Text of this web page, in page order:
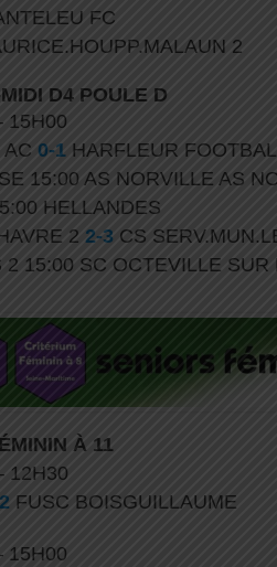
FC
2
D4 POULE D
15H00
0-1 HARFLEUR
15:00 AS NORVILLE AS
HELLANDES
2 2-3 CS
2 15:00 SC OCTEVILLE SUR
À 11
12H30
FUSC BOISGUILLAUME
15H00